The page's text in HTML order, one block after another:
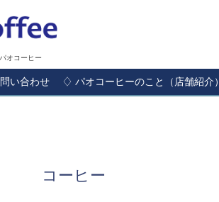
オコーヒー
い合わせ ♢ パオコーヒーのこと（店舗紹介）
検索
コーヒー